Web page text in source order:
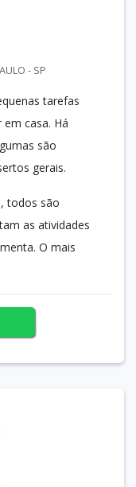
- SP
tarefas
casa. Há
são
gerais.
todos são
as atividades
O mais